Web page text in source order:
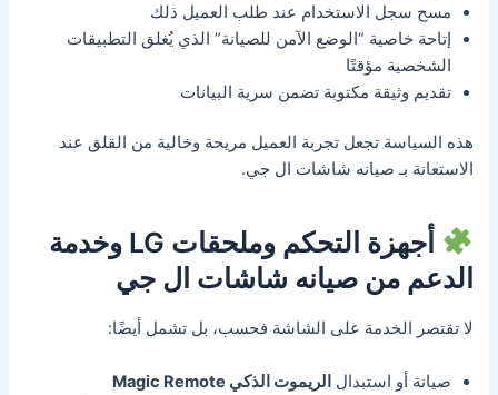
مسح سجل الاستخدام عند طلب العميل ذلك
إتاحة خاصية “الوضع الآمن للصيانة” الذي يُغلق التطبيقات
الشخصية مؤقتًا
تقديم وثيقة مكتوبة تضمن سرية البيانات
هذه السياسة تجعل تجربة العميل مريحة وخالية من القلق عند
الاستعانة بـ صيانه شاشات ال جي.
أجهزة التحكم وملحقات LG وخدمة
الدعم من صيانه شاشات ال جي
لا تقتصر الخدمة على الشاشة فحسب، بل تشمل أيضًا:
صيانة أو استبدال الريموت الذكي Magic Remote